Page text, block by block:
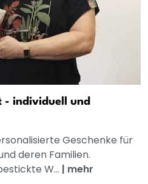
- individuell und
Geschenke für
deren Familien.
W... | mehr